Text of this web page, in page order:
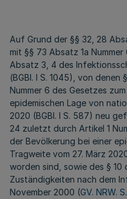
Auf Grund der §§ 32, 28
mit §§ 73 Absatz 1a Nummer
Absatz 3, 4 des
(BGBl. I S. 1045), von denen
Nummer 6 des Gesetzes
epidemischen Lage von
2020 (BGBl. I S. 587) neu
24 zuletzt durch Artikel 1
der Bevölkerung bei einer
Tragweite vom 27. März
worden sind, sowie des § 10
Zuständigkeiten nach dem
November 2000 (GV. NRW.